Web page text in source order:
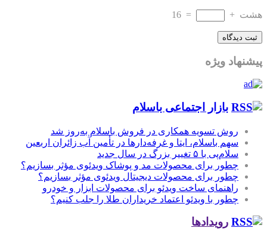
هشت +
=
16
پیشنهاد ویژه
بازار اجتماعی باسلام
روش تسویه همکاری در فروش باسلام به‌روز شد
سهم باسلام، ایتا و غرفه‌دارها در تأمین آب زائران اربعین
سلام‌پی با ۵ تغییر بزرگ در سال جدید
چطور برای محصولات مد و پوشاک ویدئوی مؤثر بسازیم؟
چطور برای محصولات دیجیتال ویدئوی مؤثر بسازیم؟
راهنمای ساخت ویدئو برای محصولات ابزار و خودرو
چطور با ویدئو اعتماد خریداران طلا را جلب کنیم؟
رویدادها